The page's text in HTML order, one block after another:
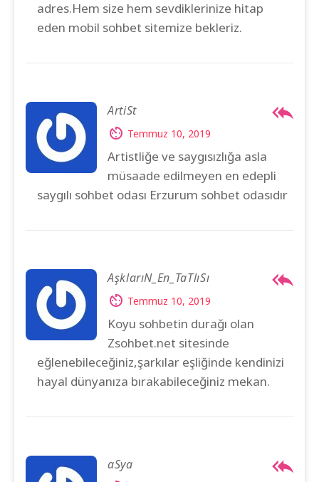
adres.Hem size hem sevdiklerinize hitap
eden mobil sohbet sitemize bekleriz.
ArtiSt
Temmuz 10, 2019
Artistliğe ve saygısızlığa asla
müsaade edilmeyen en edepli
saygılı sohbet odası Erzurum sohbet odasıdır
AşklarıN_En_TaTlıSı
Temmuz 10, 2019
Koyu sohbetin durağı olan
Zsohbet.net sitesinde
eğlenebileceğiniz,şarkılar eşliğinde kendinizi
hayal dünyanıza bırakabileceğiniz mekan.
aSya